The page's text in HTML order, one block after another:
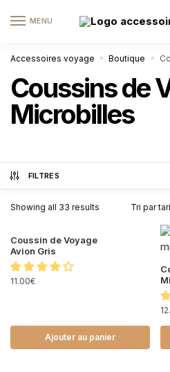
MENU
Accessoires voyage » Boutique »
Coussins de
Microbilles
FILTRES
Showing all 33 results
Coussin de Voyage
Avion Gris
11.00€
Ajouter au panier